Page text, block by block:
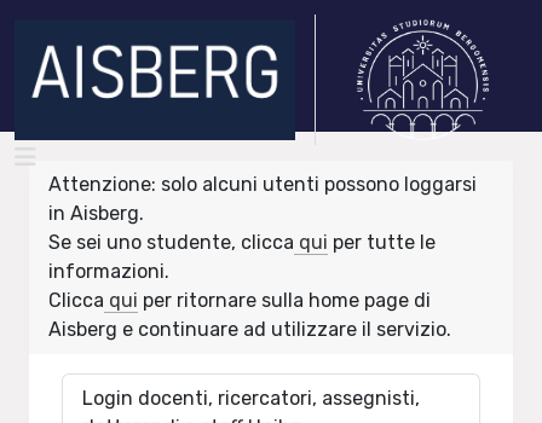
Attenzione: solo alcuni utenti possono loggarsi
in Aisberg.
Se sei uno studente, clicca qui per tutte le
informazioni.
Clicca qui per ritornare sulla home page di
Aisberg e continuare ad utilizzare il servizio.
Login docenti, ricercatori, assegnisti,